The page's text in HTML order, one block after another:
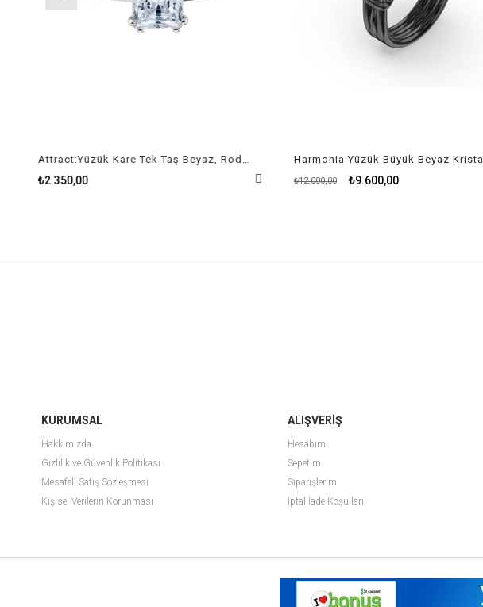
Attract:Yüzük Kare Tek Taş Beyaz, Rodyum Kaplama
₺2.350,00
Harmonia Yüzük Büyük Beyaz Kristal
₺9.600,00
₺12.000,00
KURUMSAL
Hakkımızda
Gizlilik ve Güvenlik Politikası
Mesafeli Satış Sözleşmesi
Kişisel Verilerin Korunması
ALIŞVERİŞ
Hesabım
Sepetim
Siparişlerim
İptal İade Koşulları